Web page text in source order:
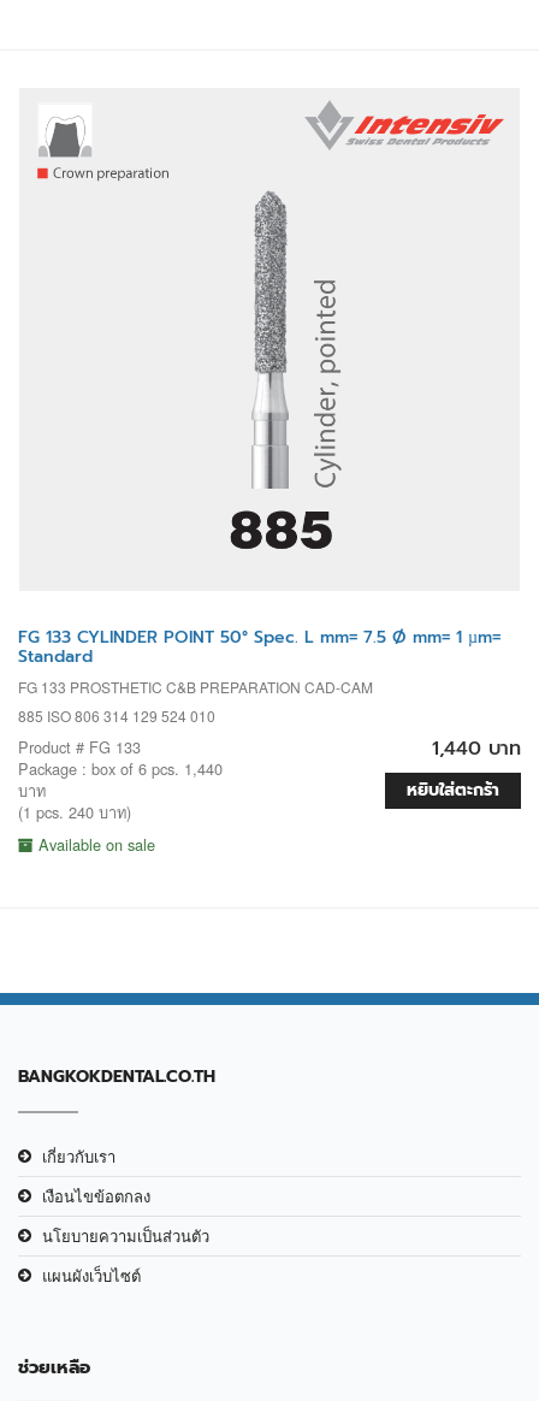
FG 133 CYLINDER POINT 50° Spec. L mm= 7.5 Ø mm= 1 µm=
Standard
FG 133 PROSTHETIC C&B PREPARATION CAD-CAM
885 ISO 806 314 129 524 010
Product # FG 133
Package : box of 6 pcs. 1,440
บาท
(1 pcs. 240 บาท)
Available on sale
1,440 บาท
หยิบใส่ตะกร้า
BANGKOKDENTAL.CO.TH
เกี่ยวกับเรา
เงือนไขข้อตกลง
นโยบายความเป็นส่วนตัว
แผนผังเว็บไซต์
ช่วยเหลือ